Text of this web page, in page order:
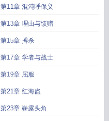
第11章 混沌呼保义
第13章 理由与馈赠
第15章 搏杀
第17章 学者与战士
第19章 屈服
第21章 红海盗
第23章 崭露头角